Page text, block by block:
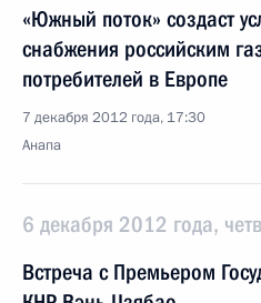
«Южный поток» создаст
снабжения российским
потребителей в Европе
7 декабря 2012 года, 17:30
Анапа
6 декабря 2012 года,
Встреча с Премьером